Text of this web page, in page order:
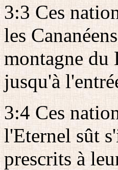
3:3 Ces
les
montagne du
jusqu'à
3:4 Ces
l'Eternel sût
prescrits à